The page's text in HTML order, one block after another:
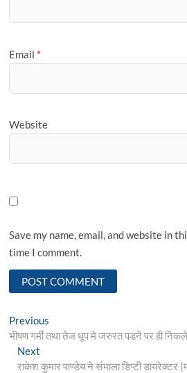
Email *
Website
Save my name, email, and website in
time I comment.
Post
navigation
Previous
post:
भीषण गर्मी तथा तेज धूप मे जरुरत पडने पर ही
NextNext
post:
राकेश कुमार पाण्डेय ने संभाला डिप्टी डायरेक्टर